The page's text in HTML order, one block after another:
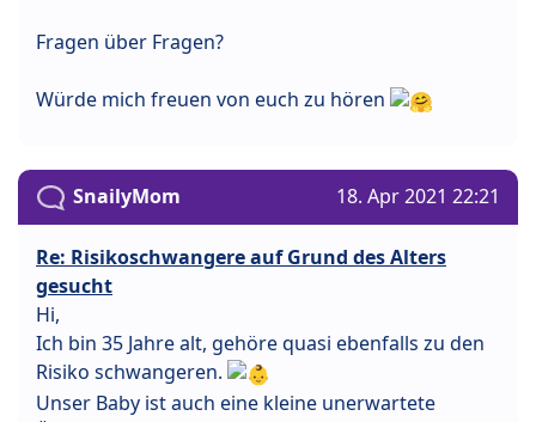
Fragen über Fragen?
Würde mich freuen von euch zu hören
SnailyMom 18. Apr 2021 22:21
Re: Risikoschwangere auf Grund des Alters
gesucht
Hi,
Ich bin 35 Jahre alt, gehöre quasi ebenfalls zu den
Risiko schwangeren.
Unser Baby ist auch eine kleine unerwartete